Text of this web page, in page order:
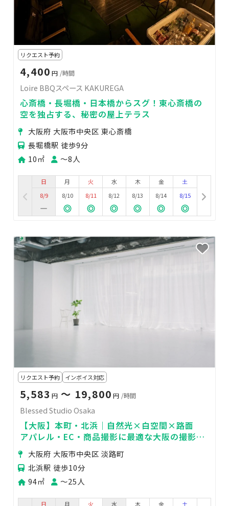
リクエスト予約
4,400 円 /時間
Loire BBQスペース KAKUREGA
心斎橋・長堀橋・日本橋からスグ！東心斎橋の
空を独占する、秘密の屋上テラス
大阪府 大阪市中央区 東心斎橋
長堀橋駅 徒歩9分
10㎡
〜8人
日
8/9
月
8/10
火
8/11
水
8/12
木
8/13
金
8/14
土
8/15
リクエスト予約 インボイス対応
5,583 円 〜 19,800 円 /時間
Blessed Studio Osaka
【大阪】本町・北浜｜自然光×白空間×路面
アパレル・EC・商品撮影に最適な大阪の撮影ス
タジオ
大阪府 大阪市中央区 淡路町
北浜駅 徒歩10分
94㎡
〜25人
日 月 火 水 木 金 土